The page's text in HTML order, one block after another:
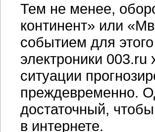
Тем не менее,
континент» или
событием для
электроники
ситуации
преждевременно.
достаточный,
в интернете.